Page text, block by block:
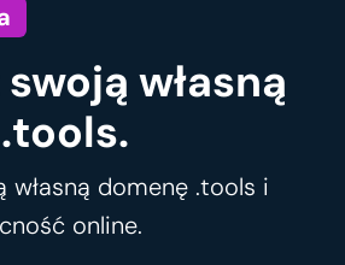
własną
własną domenę .tools i
online.